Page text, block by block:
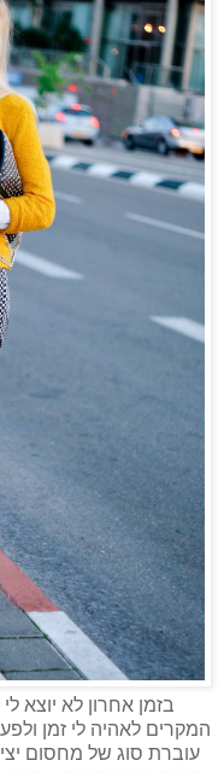
בזמן אחרון לא יוצא
המקרים לאהיה לי זמן
עוברת סוג של מחסום